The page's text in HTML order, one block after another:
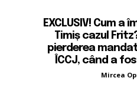
EXCLUSIV! Cum
Timiș cazul
pierderea
ÎCCJ, când a
Mircea